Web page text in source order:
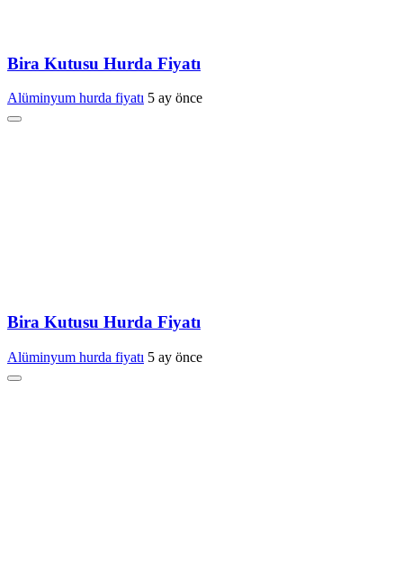
Bira Kutusu Hurda Fiyatı
Alüminyum hurda fiyatı 5 ay önce
Bira Kutusu Hurda Fiyatı
Alüminyum hurda fiyatı 5 ay önce